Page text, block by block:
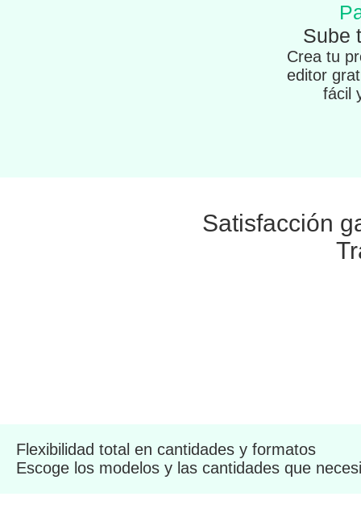
Sube
Crea tu
editor
fácil
Satisfacción
Flexibilidad total en cantidades y formatos
Escoge los modelos y las cantidades que